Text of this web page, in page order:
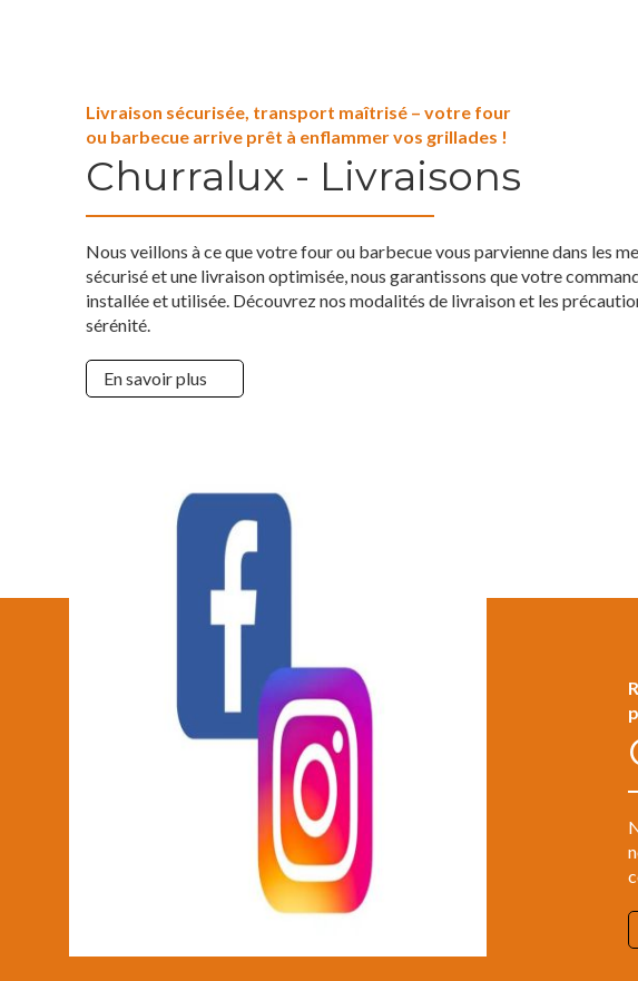
Livraison sécurisée, transport maîtrisé – votre four
ou barbecue arrive prêt à enflammer vos grillades !
Churralux - Livraisons
Nous veillons à ce que votre four ou barbecue vous parvienne dans les
sécurisé et une livraison optimisée, nous garantissons que votre
installée et utilisée. Découvrez nos modalités de livraison et les
sérénité.
En savoir plus